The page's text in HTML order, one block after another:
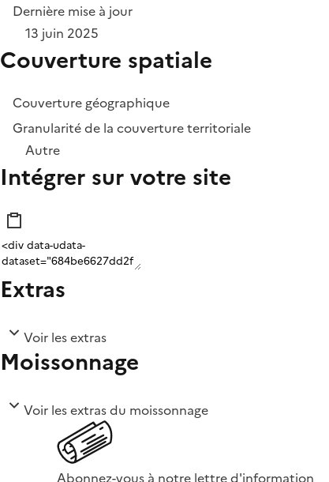
Dernière mise à jour
13 juin 2025
Couverture spatiale
Couverture géographique
Granularité de la couverture territoriale
Autre
Intégrer sur votre site
Extras
Voir les extras
Moissonnage
Voir les extras du moissonnage
Abonnez-vous à notre lettre d'information